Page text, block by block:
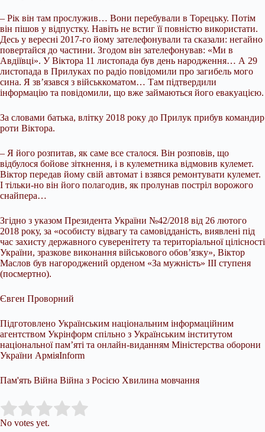
– Рік він там прослужив… Вони перебували в Торецьку. Потім
він пішов у відпустку. Навіть не встиг її повністю використати.
Десь у вересні 2017-го йому зателефонували та сказали: негайно
повертайся до частини. Згодом він зателефонував: «Ми в
Авдіївці». У Віктора 11 листопада був день народження… А 29
листопада в Прилуках по радіо повідомили про загибель мого
сина. Я зв’язався з військкоматом… Там підтвердили
інформацію та повідомили, що вже займаються його евакуацією.
За словами батька, влітку 2018 року до Прилук прибув командир
роти Віктора.
– Я його розпитав, як саме все сталося. Він розповів, що
відбулося бойове зіткнення, і в кулеметника відмовив кулемет.
Віктор передав йому свій автомат і взявся ремонтувати кулемет.
І тільки-но він його полагодив, як пролунав постріл ворожого
снайпера…
Згідно з указом Президента України №42/2018 від 26 лютого
2018 року, за «особисту відвагу та самовідданість, виявлені під
час захисту державного суверенітету та територіальної цілісності
України, зразкове виконання військового обов’язку», Віктор
Маслов був нагороджений орденом «За мужність» III ступеня
(посмертно).
Євген Проворний
Підготовлено Українським національним інформаційним
агентством Укрінформ спільно з Українським інститутом
національної пам’яті та онлайн-виданням Міністерства оборони
України АрміяInform
Пам'ять Війна Війна з Росією Хвилина мовчання
Rate this item:
No votes yet.